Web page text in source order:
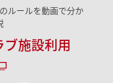
ルールを動画で分か
施設利用